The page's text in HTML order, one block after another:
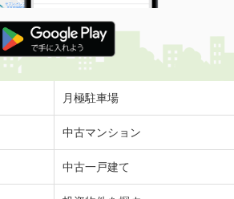
月極駐車場
中古マンション
中古一戸建て